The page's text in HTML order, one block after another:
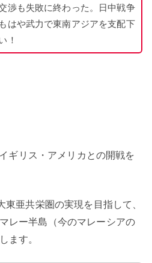
渉も失敗に終わった。日中戦争
はや武力で東南アジアを支配下
！
ギリス・アメリカとの開戦を
亜共栄圏の実現を目指して、
レー半島（今のマレーシアの
ます。